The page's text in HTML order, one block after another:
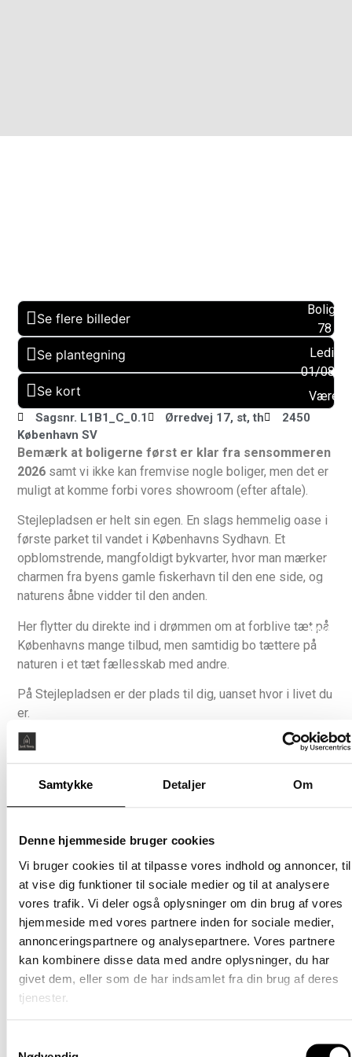
Samtykke Detaljer Om
Denne hjemmeside bruger cookies
Vi bruger cookies til at tilpasse vores indhold og annoncer, til
at vise dig funktioner til sociale medier og til at analysere
vores trafik. Vi deler også oplysninger om din brug af vores
hjemmeside med vores partnere inden for sociale medier,
annonceringspartnere og analysepartnere. Vores partnere
kan kombinere disse data med andre oplysninger, du har
givet dem, eller som de har indsamlet fra din brug af deres
tjenester.
Se flere billeder
Se plantegning
Se kort
Sagsnr. L1B1_C_0.1 Ørredvej 17, st, th
2450
København SV
Bemærk at boligerne først er klar fra sensommeren
2026 samt vi ikke kan fremvise nogle boliger, men det er
muligt at komme forbi vores showroom (efter aftale).
Stejlepladsen er helt sin egen. En slags hemmelig oase i
første parket til vandet i Københavns Sydhavn. Et
opblomstrende, mangfoldigt bykvarter, hvor man mærker
charmen fra byens gamle fiskerhavn til den ene side, og
naturens åbne vidder til den anden.
Her flytter du direkte ind i drømmen om at forblive tæt på
Københavns mange tilbud, men samtidig bo tættere på
naturen i et tæt fællesskab med andre.
På Stejlepladsen er der plads til dig, uanset hvor i livet du
er.
Bo til leje i et bykvarter, der summer af liv. Med
vandskvulp, bølgende enge og højt til himlen. På
Stejlepladsen værner vi om vores omgivelser og bruger
og giver bykvarteret sin helt særlige ånd.
Lejligheder med 2, 3 eller 4 værelser
Mulighed for altan/terrasse
Køkken fra HTH inklusive hårde hvidevarer
Moderne badeværelse med vaskesøjle
Beplantede udemiljøer med plads til leg og
opholdszoner
Adgang til Stejlepladsens fælleshus og
Bydelslokaler
78 m2
Ledig
01/08/
Ja
2026
Nej